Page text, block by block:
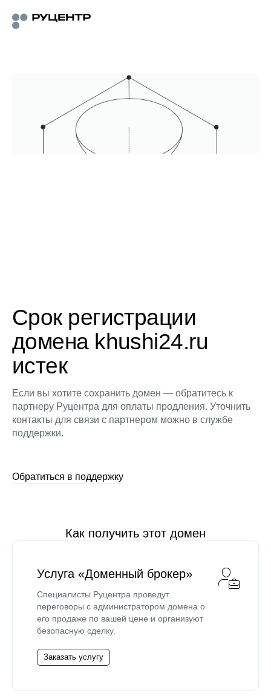
Срок регистрации
домена khushi24.ru
истек
Если вы хотите сохранить домен — обратитесь к
партнеру Руцентра для оплаты продления. Уточнить
контакты для связи с партнером можно в службе
поддержки.
Обратиться в поддержку
Как получить этот домен
Услуга «Доменный брокер»
Специалисты Руцентра проведут
переговоры с администратором домена о
его продаже по вашей цене и организуют
безопасную сделку.
Заказать услугу